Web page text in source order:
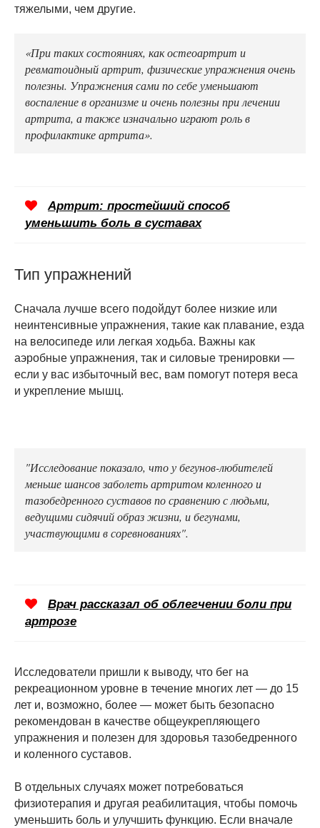
тяжелыми, чем другие.
«При таких состояниях, как остеоартрит и
ревматоидный артрит, физические упражнения очень
полезны. Упражнения сами по себе уменьшают
воспаление в организме и очень полезны при лечении
артрита, а также изначально играют роль в
профилактике артрита».
Артрит: простейший способ
уменьшить боль в суставах
Тип упражнений
Сначала лучше всего подойдут более низкие или
неинтенсивные упражнения, такие как плавание, езда
на велосипеде или легкая ходьба. Важны как
аэробные упражнения, так и силовые тренировки —
если у вас избыточный вес, вам помогут потеря веса
и укрепление мышц.
"Исследование показало, что у бегунов-любителей
меньше шансов заболеть артритом коленного и
тазобедренного суставов по сравнению с людьми,
ведущими сидячий образ жизни, и бегунами,
участвующими в соревнованиях".
Врач рассказал об облегчении боли при
артрозе
Исследователи пришли к выводу, что бег на
рекреационном уровне в течение многих лет — до 15
лет и, возможно, более — может быть безопасно
рекомендован в качестве общеукрепляющего
упражнения и полезен для здоровья тазобедренного
и коленного суставов.
В отдельных случаях может потребоваться
физиотерапия и другая реабилитация, чтобы помочь
уменьшить боль и улучшить функцию. Если вначале